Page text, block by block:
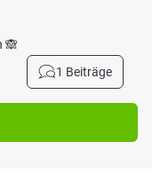
🙈
1 Beiträge